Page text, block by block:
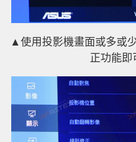
▲使用投影機畫面或多或
正功能即